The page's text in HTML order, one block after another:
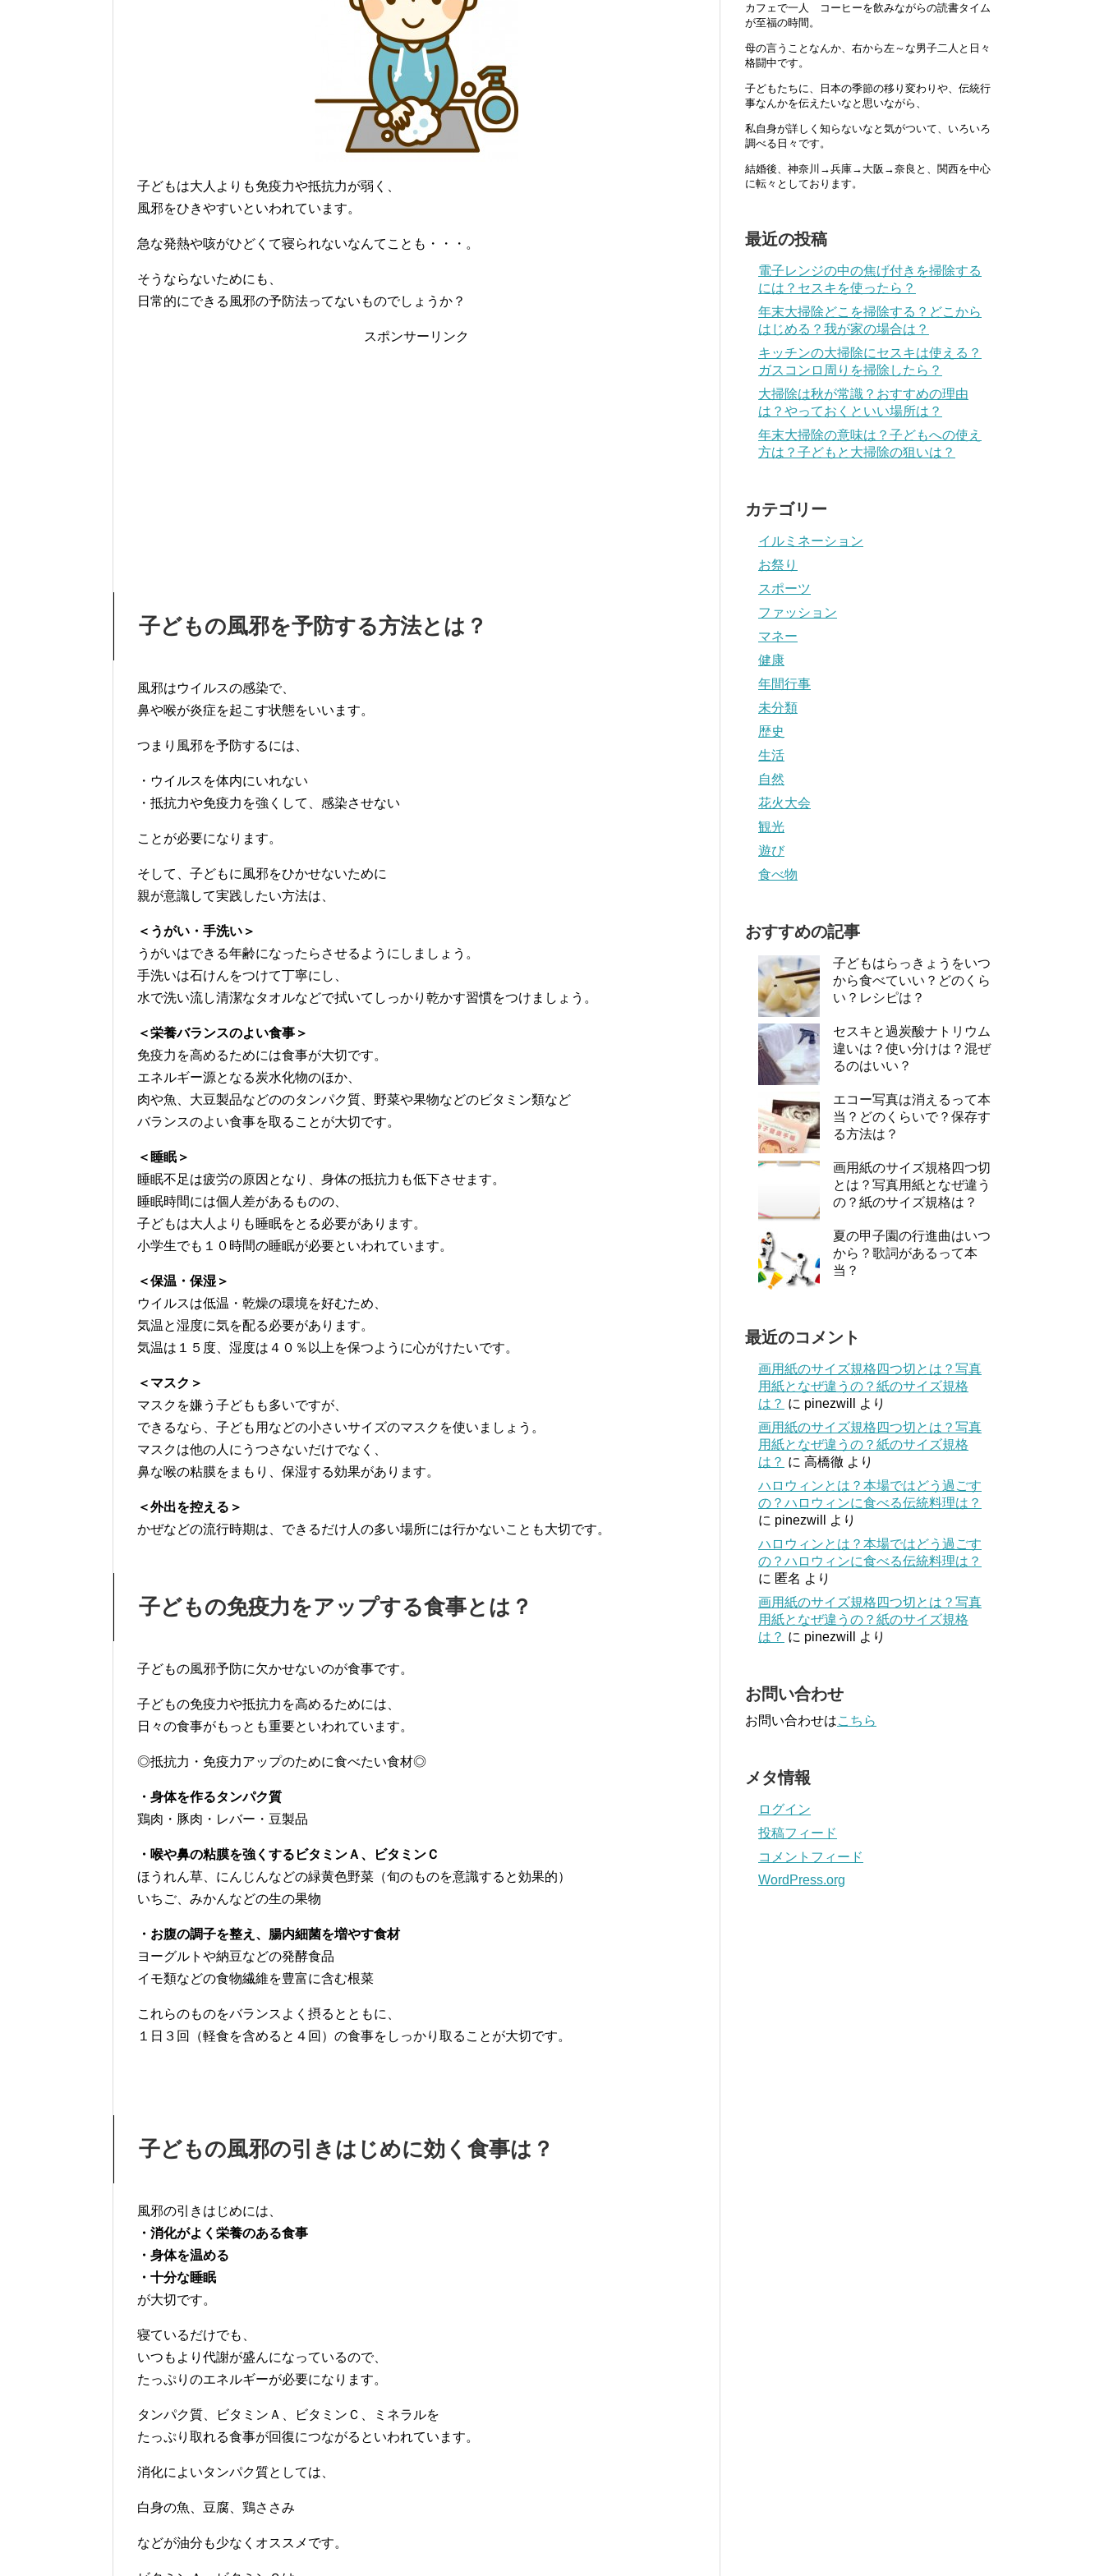
子どもは大人よりも免疫力や抵抗力が弱く、
風邪をひきやすいといわれています。
急な発熱や咳がひどくて寝られないなんてことも・・・。
そうならないためにも、
日常的にできる風邪の予防法ってないものでしょうか？
スポンサーリンク
子どもの風邪を予防する方法とは？
風邪はウイルスの感染で、
鼻や喉が炎症を起こす状態をいいます。
つまり風邪を予防するには、
・ウイルスを体内にいれない
・抵抗力や免疫力を強くして、感染させない
ことが必要になります。
そして、子どもに風邪をひかせないために
親が意識して実践したい方法は、
＜うがい・手洗い＞
うがいはできる年齢になったらさせるようにしましょう。
手洗いは石けんをつけて丁寧にし、
水で洗い流し清潔なタオルなどで拭いてしっかり乾かす習慣をつけましょう。
＜栄養バランスのよい食事＞
免疫力を高めるためには食事が大切です。
エネルギー源となる炭水化物のほか、
肉や魚、大豆製品などののタンパク質、野菜や果物などのビタミン類など
バランスのよい食事を取ることが大切です。
＜睡眠＞
睡眠不足は疲労の原因となり、身体の抵抗力も低下させます。
睡眠時間には個人差があるものの、
子どもは大人よりも睡眠をとる必要があります。
小学生でも１０時間の睡眠が必要といわれています。
＜保温・保湿＞
ウイルスは低温・乾燥の環境を好むため、
気温と湿度に気を配る必要があります。
気温は１５度、湿度は４０％以上を保つように心がけたいです。
＜マスク＞
マスクを嫌う子どもも多いですが、
できるなら、子ども用などの小さいサイズのマスクを使いましょう。
マスクは他の人にうつさないだけでなく、
鼻な喉の粘膜をまもり、保湿する効果があります。
＜外出を控える＞
かぜなどの流行時期は、できるだけ人の多い場所には行かないことも大切です。
子どもの免疫力をアップする食事とは？
子どもの風邪予防に欠かせないのが食事です。
子どもの免疫力や抵抗力を高めるためには、
日々の食事がもっとも重要といわれています。
◎抵抗力・免疫力アップのために食べたい食材◎
・身体を作るタンパク質
鶏肉・豚肉・レバー・豆製品
・喉や鼻の粘膜を強くするビタミンＡ、ビタミンＣ
ほうれん草、にんじんなどの緑黄色野菜（旬のものを意識すると効果的）
いちご、みかんなどの生の果物
・お腹の調子を整え、腸内細菌を増やす食材
ヨーグルトや納豆などの発酵食品
イモ類などの食物繊維を豊富に含む根菜
これらのものをバランスよく摂るとともに、
１日３回（軽食を含めると４回）の食事をしっかり取ることが大切です。
子どもの風邪の引きはじめに効く食事は？
風邪の引きはじめには、
・消化がよく栄養のある食事
・身体を温める
・十分な睡眠
が大切です。
寝ているだけでも、
いつもより代謝が盛んになっているので、
たっぷりのエネルギーが必要になります。
タンパク質、ビタミンＡ、ビタミンＣ、ミネラルを
たっぷり取れる食事が回復につながるといわれています。
消化によいタンパク質としては、
白身の魚、豆腐、鶏ささみ
などが油分も少なくオススメです。
カフェで一人 コーヒーを飲みながらの読書タイム
が至福の時間。
母の言うことなんか、右から左～な男子二人と日々
格闘中です。
子どもたちに、日本の季節の移り変わりや、伝統行
事なんかを伝えたいなと思いながら、
私自身が詳しく知らないなと気がついて、いろいろ
調べる日々です。
結婚後、神奈川→兵庫→大阪→奈良と、関西を中心
に転々としております。
最近の投稿
電子レンジの中の焦げ付きを掃除する
には？セスキを使ったら？
年末大掃除どこを掃除する？どこから
はじめる？我が家の場合は？
キッチンの大掃除にセスキは使える？
ガスコンロ周りを掃除したら？
大掃除は秋が常識？おすすめの理由
は？やっておくといい場所は？
年末大掃除の意味は？子どもへの使え
方は？子どもと大掃除の狙いは？
カテゴリー
イルミネーション
お祭り
スポーツ
ファッション
マネー
健康
年間行事
未分類
歴史
生活
自然
花火大会
観光
遊び
食べ物
おすすめの記事
子どもはらっきょうをいつ
から食べていい？どのくら
い？レシピは？
セスキと過炭酸ナトリウム
違いは？使い分けは？混ぜ
るのはいい？
エコー写真は消えるって本
当？どのくらいで？保存す
る方法は？
画用紙のサイズ規格四つ切
とは？写真用紙となぜ違う
の？紙のサイズ規格は？
夏の甲子園の行進曲はいつ
から？歌詞があるって本
当？
最近のコメント
画用紙のサイズ規格四つ切とは？写真
用紙となぜ違うの？紙のサイズ規格
は？ に pinezwill
より
画用紙のサイズ規格四つ切とは？写真
用紙となぜ違うの？紙のサイズ規格
は？ に 高橋徹 より
ハロウィンとは？本場ではどう過ごす
の？ハロウィンに食べる伝統料理は？
に pinezwill
より
ハロウィンとは？本場ではどう過ごす
の？ハロウィンに食べる伝統料理は？
に 匿名 より
画用紙のサイズ規格四つ切とは？写真
用紙となぜ違うの？紙のサイズ規格
は？ に pinezwill より
お問い合わせ
お問い合わせはこちら
メタ情報
ログイン
投稿フィード
コメントフィード
WordPress.org